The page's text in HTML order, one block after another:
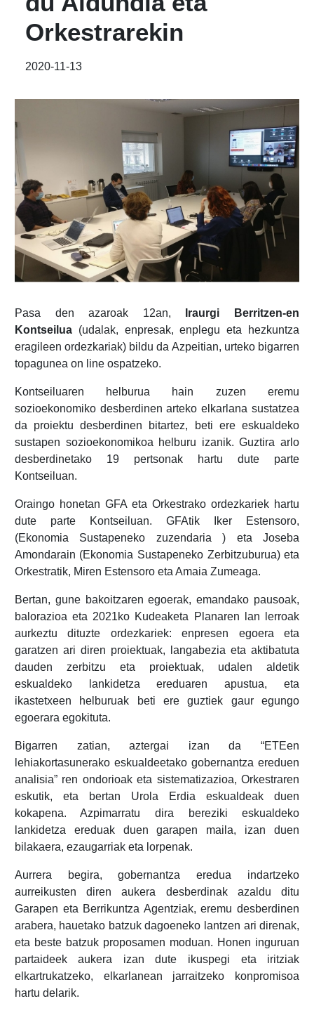
Orkestrarekin
2020-11-13
Pasa den azaroak 12an, Iraurgi Berritzen-en
Kontseilua(udalak, enpresak, enplegu eta hezkuntza
eragileen ordezkariak) bildu da Azpeitian, urteko bigarren
topagunea on line ospatzeko.
Kontseiluaren helburua hain zuzen eremu
sozioekonomiko desberdinen arteko elkarlana sustatzea
da proiektu desberdinen bitartez, beti ere eskualdeko
sustapen sozioekonomikoa helburu izanik. Guztira arlo
desberdinetako 19 pertsonak hartu dute parte
Kontseiluan.
Oraingo honetan GFA eta Orkestrako ordezkariek hartu
dute parte Kontseiluan. GFAtik Iker Estensoro,
(Ekonomia Sustapeneko zuzendaria ) eta Joseba
Amondarain (Ekonomia Sustapeneko Zerbitzuburua) eta
Orkestratik, Miren Estensoro eta Amaia Zumeaga.
Bertan, gune bakoitzaren egoerak, emandako pausoak,
balorazioa eta 2021ko Kudeaketa Planaren lan lerroak
aurkeztu dituzte ordezkariek: enpresen egoera eta
garatzen ari diren proiektuak, langabezia eta aktibatuta
dauden zerbitzu eta proiektuak, udalen aldetik
eskualdeko lankidetza ereduaren apustua, eta
ikastetxeen helburuak beti ere guztiek gaur egungo
egoerara egokituta.
Bigarren zatian, aztergai izan da “ETEen
lehiakortasunerako eskualdeetako gobernantza ereduen
analisia” ren ondorioak eta sistematizazioa, Orkestraren
eskutik, eta bertan Urola Erdia eskualdeak duen
kokapena. Azpimarratu dira bereziki eskualdeko
lankidetza ereduak duen garapen maila, izan duen
bilakaera, ezaugarriak eta lorpenak.
Aurrera begira, gobernantza eredua indartzeko
aurreikusten diren aukera desberdinak azaldu ditu
Garapen eta Berrikuntza Agentziak, eremu desberdinen
arabera, hauetako batzuk dagoeneko lantzen ari direnak,
eta beste batzuk proposamen moduan. Honen inguruan
partaideek aukera izan dute ikuspegi eta iritziak
elkartrukatzeko, elkarlanean jarraitzeko konpromisoa
hartu delarik.